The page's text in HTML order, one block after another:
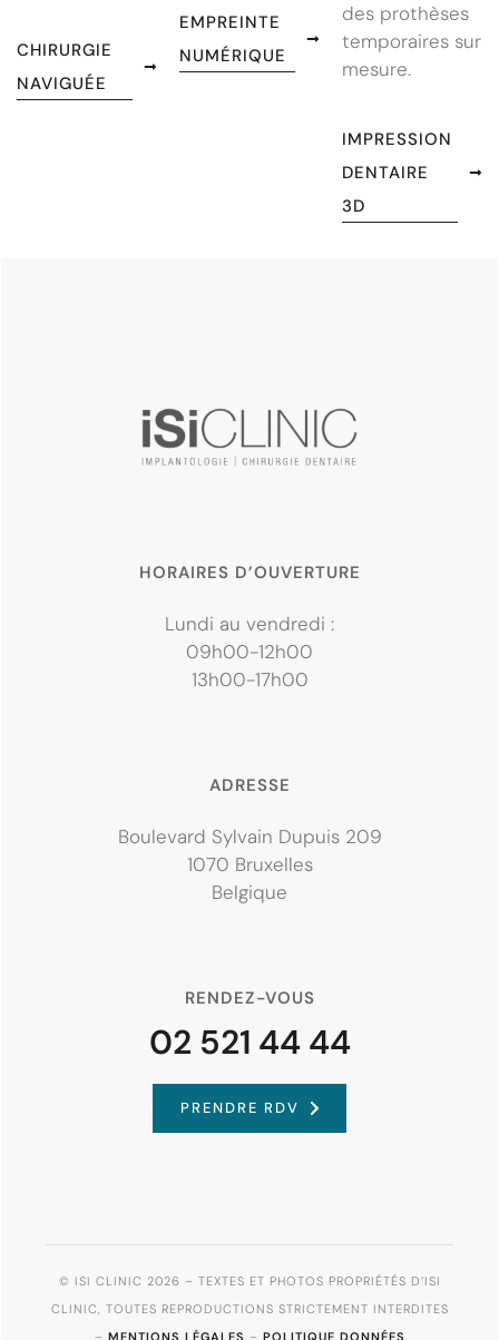
CHIRURGIE
NAVIGUÉE
EMPREINTE
NUMÉRIQUE
des prothèses
temporaires sur
mesure.
IMPRESSION
DENTAIRE
3D
HORAIRES D’OUVERTURE
Lundi au vendredi :
09h00-12h00
13h00-17h00
ADRESSE
Boulevard Sylvain Dupuis 209
1070 Bruxelles
Belgique
RENDEZ-VOUS
02 521 44 44
PRENDRE RDV
© ISI CLINIC 2026 – TEXTES ET PHOTOS PROPRIÉTÉS D’ISI
CLINIC, TOUTES REPRODUCTIONS STRICTEMENT INTERDITES
– MENTIONS LÉGALES – POLITIQUE DONNÉES